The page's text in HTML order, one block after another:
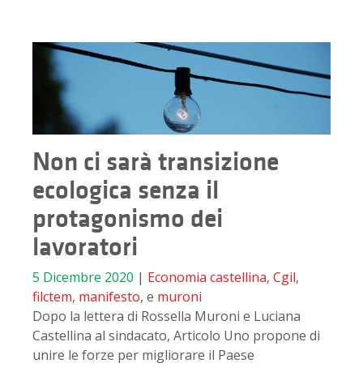
Non ci sarà transizione
ecologica senza il
protagonismo dei
lavoratori
5 Dicembre 2020 | Economia castellina, Cgil,
filctem, manifesto, e muroni
Dopo la lettera di Rossella Muroni e Luciana
Castellina al sindacato, Articolo Uno propone di
unire le forze per migliorare il Paese